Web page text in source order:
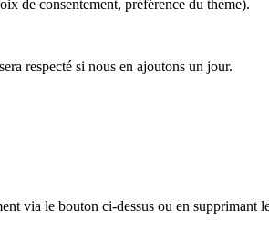
de consentement, préférence du thème).
respecté si nous en ajoutons un jour.
via le bouton ci-dessus ou en supprimant